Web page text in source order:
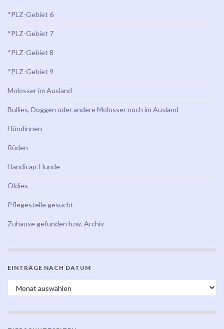
*PLZ-Gebiet 6
*PLZ-Gebiet 7
*PLZ-Gebiet 8
*PLZ-Gebiet 9
Molosser im Ausland
Bullies, Doggen oder andere Molosser noch im Ausland
Hündinnen
Rüden
Handicap-Hunde
Oldies
Pflegestelle gesucht
Zuhause gefunden bzw. Archiv
EINTRÄGE NACH DATUM
Einträge nach Datum